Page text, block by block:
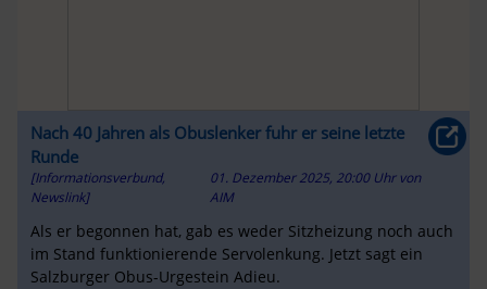
Nach 40 Jahren als Obuslenker fuhr er seine letzte
Runde
[Informationsverbund,
Newslink]
01. Dezember 2025, 20:00 Uhr von
AIM
Als er begonnen hat, gab es weder Sitzheizung noch auch
im Stand funktionierende Servolenkung. Jetzt sagt ein
Salzburger Obus-Urgestein Adieu.